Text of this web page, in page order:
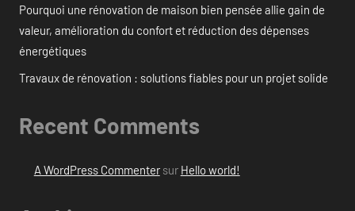
Pourquoi une rénovation de maison bien pensée allie gain de
valeur, amélioration du confort et réduction des dépenses
énergétiques
Travaux de rénovation : solutions fiables pour un projet solide
Recent Comments
A WordPress Commentersur Hello world!